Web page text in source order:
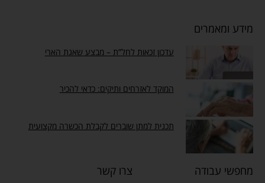
מידע ומאמרים
עדכון זכאות לחל”ת – מבצע שאגת הארי
המוקד לאזרחים ותיקים: כדאי להכיר
תכנית למתן שוברים לקבלת הכשרה מקצועית
מחפשי עבודה צרו קשר